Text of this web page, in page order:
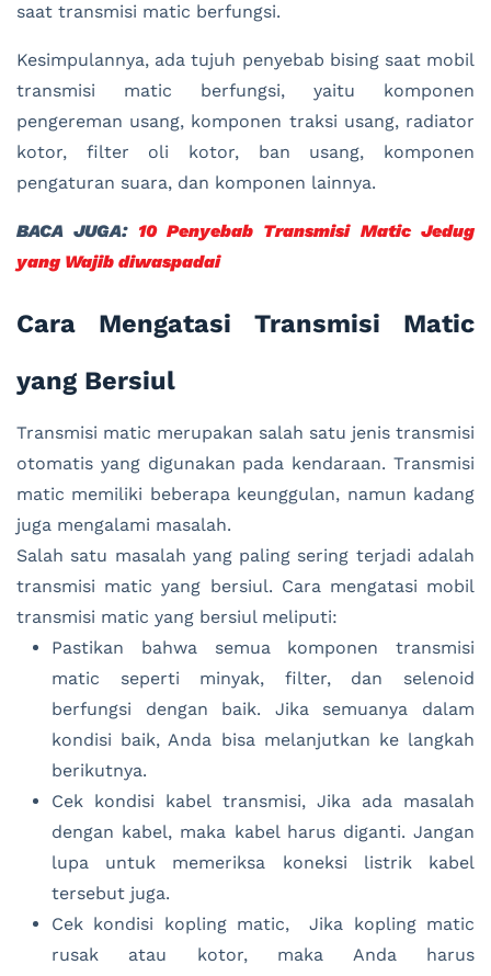
saat transmisi matic berfungsi.
Kesimpulannya, ada tujuh penyebab bising saat mobil
transmisi matic berfungsi, yaitu komponen
pengereman usang, komponen traksi usang, radiator
kotor, filter oli kotor, ban usang, komponen
pengaturan suara, dan komponen lainnya.
BACA JUGA: 10 Penyebab Transmisi Matic Jedug
yang Wajib diwaspadai
Cara Mengatasi Transmisi Matic
yang Bersiul
Transmisi matic merupakan salah satu jenis transmisi
otomatis yang digunakan pada kendaraan. Transmisi
matic memiliki beberapa keunggulan, namun kadang
juga mengalami masalah.
Salah satu masalah yang paling sering terjadi adalah
transmisi matic yang bersiul. Cara mengatasi mobil
transmisi matic yang bersiul meliputi:
Pastikan bahwa semua komponen transmisi
matic seperti minyak, filter, dan selenoid
berfungsi dengan baik. Jika semuanya dalam
kondisi baik, Anda bisa melanjutkan ke langkah
berikutnya.
Cek kondisi kabel transmisi, Jika ada masalah
dengan kabel, maka kabel harus diganti. Jangan
lupa untuk memeriksa koneksi listrik kabel
tersebut juga.
Cek kondisi kopling matic, Jika kopling matic
rusak atau kotor, maka Anda harus